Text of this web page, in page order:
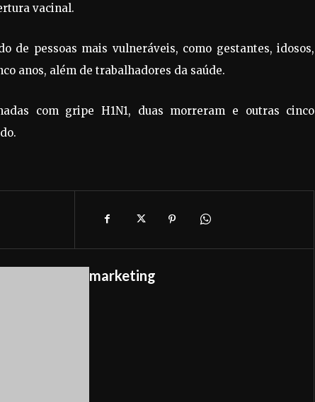
vacinal.
de pessoas mais vulneráveis, como gestantes, idosos,
anos, além de trabalhadores da saúde.
com gripe H1N1, duas morreram e outras cinco
marketing